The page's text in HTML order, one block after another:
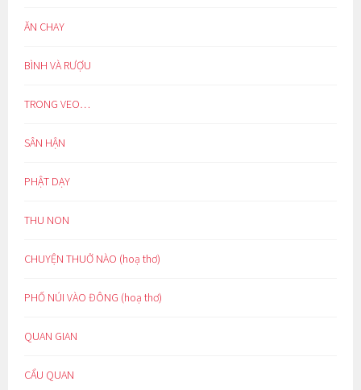
ĂN CHAY
BÌNH VÀ RƯỢU
TRONG VEO…
SÂN HẬN
PHẬT DẠY
THU NON
CHUYỆN THUỞ NÀO (hoạ thơ)
PHỐ NÚI VÀO ĐÔNG (hoạ thơ)
QUAN GIAN
CẨU QUAN